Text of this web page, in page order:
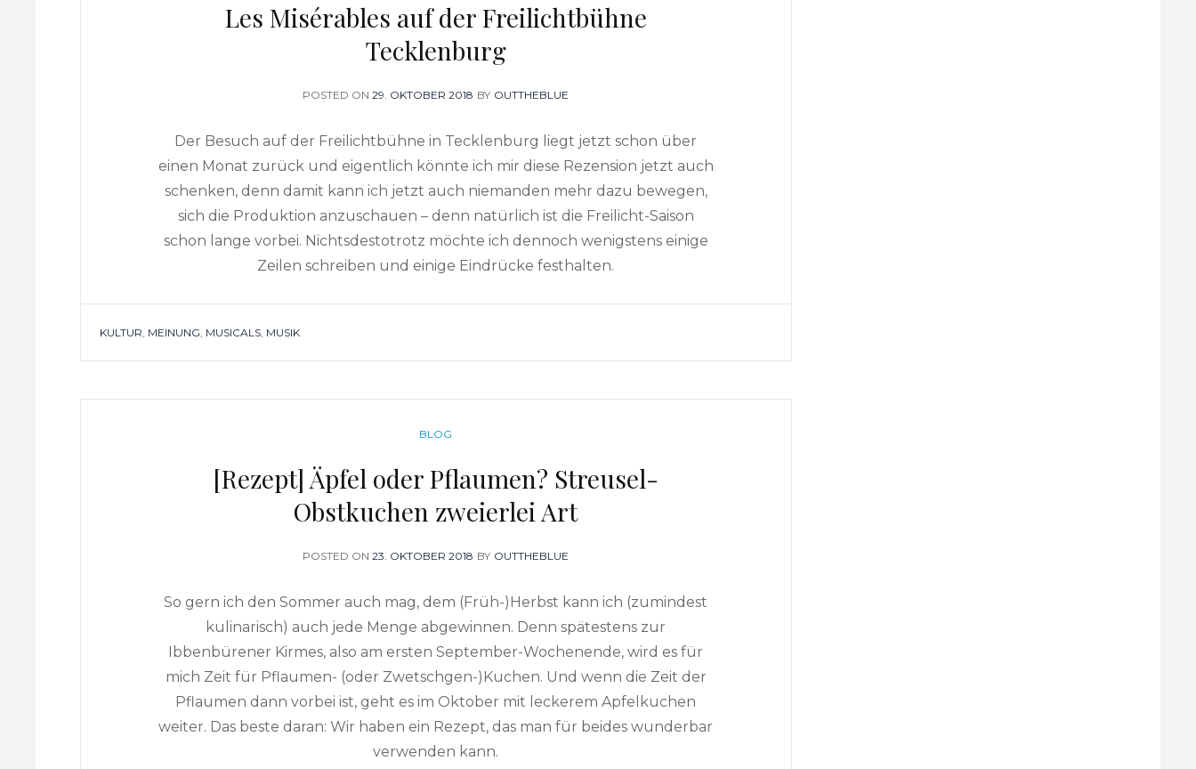
Les Misérables auf der Freilichtbühne
Tecklenburg
POSTED ONPOSTED
29. OKTOBER 2018 BY OUTTHEBLUE
Der Besuch auf der Freilichtbühne in Tecklenburg liegt jetzt schon über
einen Monat zurück und eigentlich könnte ich mir diese Rezension jetzt auch
schenken, denn damit kann ich jetzt auch niemanden mehr dazu bewegen,
sich die Produktion anzuschauen – denn natürlich ist die Freilicht-Saison
schon lange vorbei. Nichtsdestotrotz möchte ich dennoch wenigstens einige
Zeilen schreiben und einige Eindrücke festhalten.
TAGS
KULTUR, MEINUNG, MUSICALS, MUSIK
CATEGORIES
BLOG
[Rezept] Äpfel oder Pflaumen? Streusel-
Obstkuchen zweierlei Art
POSTED ONPOSTED
23. OKTOBER 2018 BY OUTTHEBLUE
So gern ich den Sommer auch mag, dem (Früh-)Herbst kann ich (zumindest
kulinarisch) auch jede Menge abgewinnen. Denn spätestens zur
Ibbenbürener Kirmes, also am ersten September-Wochenende, wird es für
mich Zeit für Pflaumen- (oder Zwetschgen-)Kuchen. Und wenn die Zeit der
Pflaumen dann vorbei ist, geht es im Oktober mit leckerem Apfelkuchen
weiter. Das beste daran: Wir haben ein Rezept, das man für beides wunderbar
verwenden kann.